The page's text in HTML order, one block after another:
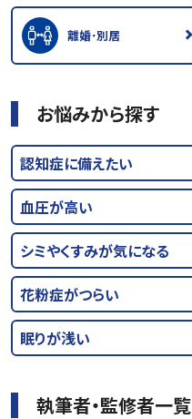
離婚･別居
お悩みから探す
認知症に備えたい
血圧が高い
シミやくすみが気になる
花粉症がつらい
眠りが浅い
執筆者・監修者一覧